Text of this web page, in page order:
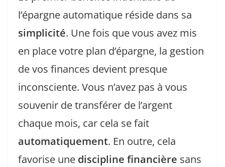
l’épargne automatique réside dans sa
simplicité. Une fois que vous avez mis
en place votre plan d’épargne, la gestion
de vos finances devient presque
inconsciente. Vous n’avez pas à vous
souvenir de transférer de l’argent
chaque mois, car cela se fait
automatiquement. En outre, cela
favorise une discipline financière sans